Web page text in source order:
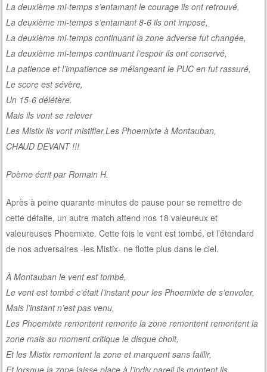
La deuxième mi-temps s’entamant le courage ils ont retrouvé,
La deuxième mi-temps s’entamant 8-6 ils ont imposé,
La deuxième mi-temps continuant la zone adverse fut changée,
La deuxième mi-temps continuant l’espoir ils ont conservé,
La patience et l’impatience se mélangeant le PUC en fut rassuré,
Le score est sévère,
Un 15-6 délétère.
Mais ils vont se relever
Les Mistix ils vont mistifier,Les Phoemixte à Montauban,
CHAUD DEVANT !!!
Poème écrit par Romain H.
Après à peine quarante minutes de pause pour se remettre de
cette défaite, un autre match attend nos 18 valeureux et
valeureuses Phoemixte. Cette fois le vent est tombé, et l’étendard
de nos adversaires -les Mistix- ne flotte plus dans le ciel.
À Montauban le vent est tombé,
Le vent est tombé c’était l’instant pour les Phoemixte de s’envoler,
Mais l’instant n’est pas venu,
Les Phoemixte remontent remonte la zone remontent remontent la
zone mais au moment critique le disque choit,
Et les Mistix remontent la zone et marquent sans faillir,